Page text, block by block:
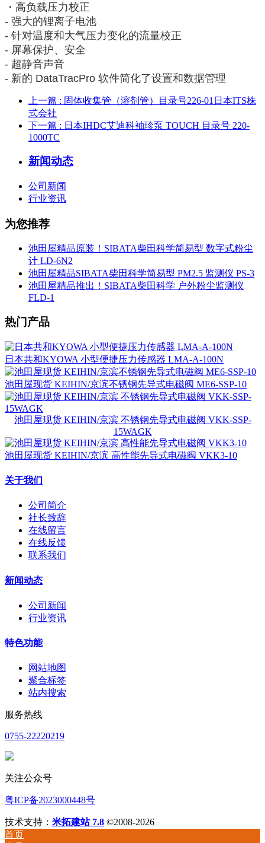
・高负载压力校正
- 强大的锂离子电池
- 针对温度和大气压力变化的流量校正
- 屏幕保护、安全
- 超静音声音
- 新的 DataTracPro 软件简化了设置和数据管理
上一篇 : 固体收集管（溶剂管）目录号226-01日本ITS株
式会社
下一篇 : 日本IHDC艾迪科袖珍泵 TOUCH 目录号 220-
1000TC
新闻动态
公司新闻
行业资讯
为您推荐
池田屋精品原装！SIBATA柴田科学简易型 数字式粉尘
计 LD-6N2
池田屋精品SIBATA柴田科学简易型 PM2.5 监测仪 PS-3
池田屋精品推出！SIBATA柴田科学 户外粉尘监测仪
FLD-1
热门产品
日本共和KYOWA 小型便捷压力传感器 LMA-A-100N
池田屋现货 KEIHIN/京滨不锈钢先导式电磁阀 ME6-SSP-10
池田屋现货 KEIHIN/京滨 不锈钢先导式电磁阀 VKK-SSP-
15WAGK
池田屋现货 KEIHIN/京滨 高性能先导式电磁阀 VKK3-10
关于我们
公司简介
社长致辞
在线留言
在线反馈
联系我们
新闻动态
公司新闻
行业资讯
特色功能
网站地图
聚合标签
站内搜索
服务热线
0755-22220219
关注公众号
粤ICP备2023000448号
技术支持： 米拓建站 7.8 ©2008-2026
首页